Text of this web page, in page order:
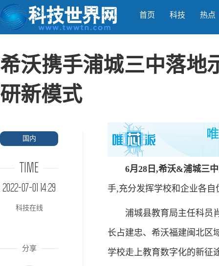
首页 科技 热点
希沃携手浦城三中落地
研新模式
国内
TIME
2022-07-01 14:29
科技在线
分享
6月28日,希沃&浦城三
手,充分发挥学校和企业各
浦城县教育局主任科员肖
长占建忠、希沃福建闽北区
学校走上教育数字化的新征